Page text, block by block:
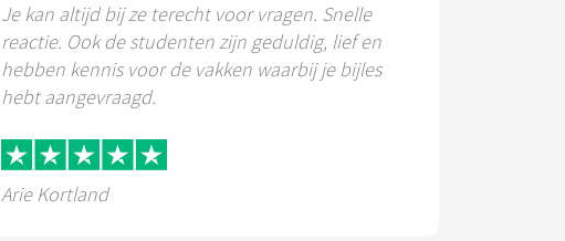
Je kan altijd bij ze terecht voor vragen. Snelle
reactie. Ook de studenten zijn geduldig, lief en
hebben kennis voor de vakken waarbij je bijles
hebt aangevraagd.
Arie Kortland